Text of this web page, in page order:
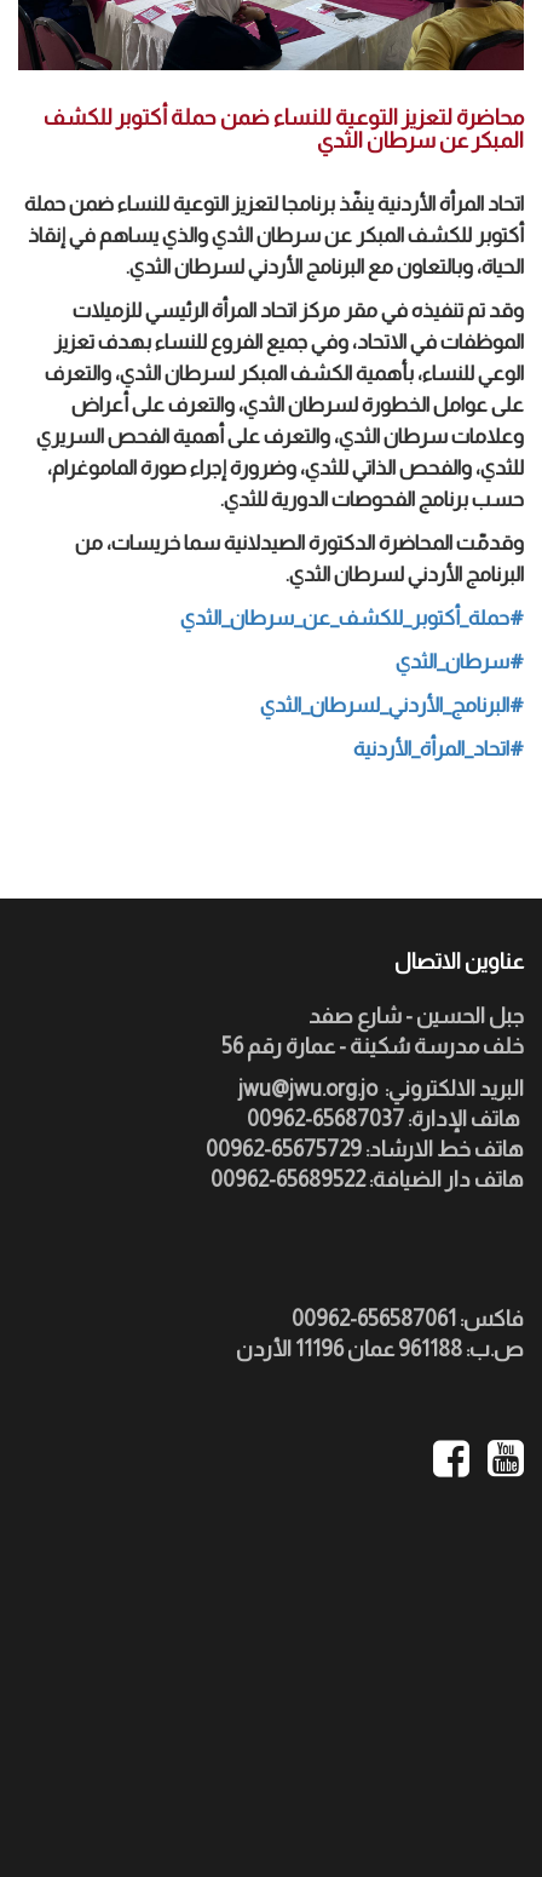
محاضرة لتعزيز التوعية للنساء ضمن حملة أكتوبر للكشف
المبكر عن سرطان الثدي
اتحاد المرأة الأردنية ينفّذ برنامجا لتعزيز التوعية للنساء ضمن حملة
أكتوبر للكشف المبكر عن سرطان الثدي والذي يساهم في إنقاذ
الحياة، وبالتعاون مع البرنامج الأردني لسرطان الثدي.
وقد تم تنفيذه في مقر مركز اتحاد المرأة الرئيسي للزميلات
الموظفات في الاتحاد، وفي جميع الفروع للنساء بهدف تعزيز
الوعي للنساء، بأهمية الكشف المبكر لسرطان الثدي، والتعرف
على عوامل الخطورة لسرطان الثدي، والتعرف على أعراض
وعلامات سرطان الثدي، والتعرف على أهمية الفحص السريري
للثدي، والفحص الذاتي للثدي، وضرورة إجراء صورة الماموغرام،
حسب برنامج الفحوصات الدورية للثدي.
وقدمّت المحاضرة الدكتورة الصيدلانية سما خريسات، من
البرنامج الأردني لسرطان الثدي.
#حملة_أكتوبر_للكشف_عن_سرطان_الثدي
#سرطان_الثدي
#البرنامج_الأردني_لسرطان_الثدي
#اتحاد_المرأة_الأردنية
عناوين الاتصال
جبل الحسين - شارع صفد
خلف مدرسة سُكينة - عمارة رقم 56
jwu@jwu.org.jo :البريد الالكتروني
هاتف خط الارشاد: 65675729-00962
هاتف دار الضيافة: 65689522-00962
فاكس: 656587061-00962
ص.ب: 961188 عمان 11196 الأردن